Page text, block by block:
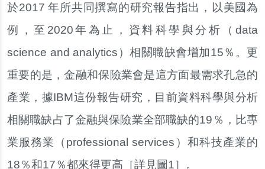
於2017 年所共同撰寫的研究報告指出，以美國為
例，至2020年為止，資料科學與分析（data
science and analytics）相關職缺會增加15％。更
重要的是，金融和保險業會是這方面最需求孔急的
產業，據IBM這份報告研究，目前資料科學與分析
相關職缺占了金融與保險業全部職缺的19％，比專
業服務業（professional services）和科技產業的
18％和17％都來得更高［詳見圖1］。